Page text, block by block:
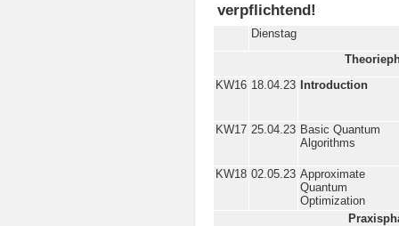
verpflichtend!
Dienstag
KW16 18.04.23 Introduction
KW17 25.04.23 Basic Quantum
Algorithms
KW18 02.05.23 Approximate
Quantum
Optimization